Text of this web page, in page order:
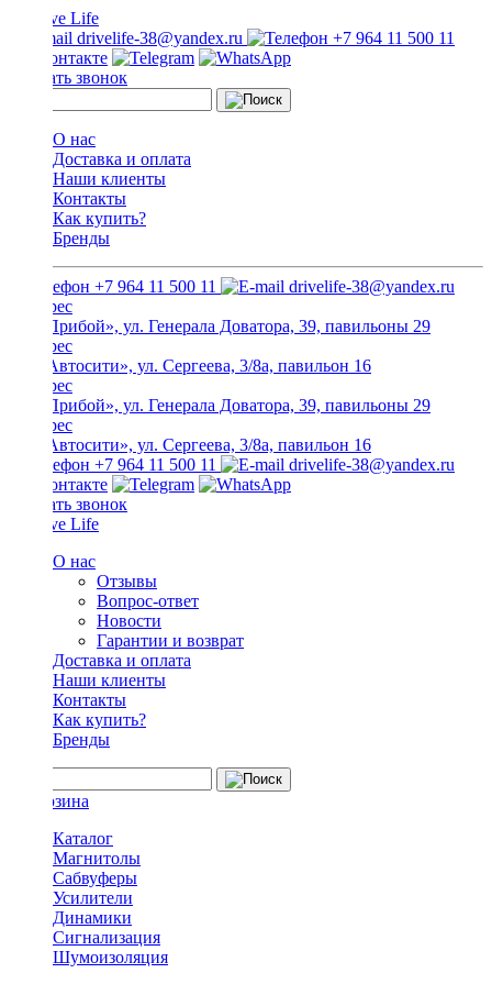
drivelife-38@yandex.ru +7 964 11 500 11
Заказать звонок
О нас
Доставка и оплата
Наши клиенты
Контакты
Как купить?
Бренды
+7 964 11 500 11 drivelife-38@yandex.ru
ТЦ «Прибой», ул. Генерала Доватора, 39, павильоны 29
ТЦ «Автосити», ул. Сергеева, 3/8а, павильон 16
ТЦ «Прибой», ул. Генерала Доватора, 39, павильоны 29
ТЦ «Автосити», ул. Сергеева, 3/8а, павильон 16
+7 964 11 500 11
drivelife-38@yandex.ru
Заказать звонок
О нас
Отзывы
Вопрос-ответ
Новости
Гарантии и возврат
Доставка и оплата
Наши клиенты
Контакты
Как купить?
Бренды
Каталог
Магнитолы
Сабвуферы
Усилители
Динамики
Сигнализация
Шумоизоляция